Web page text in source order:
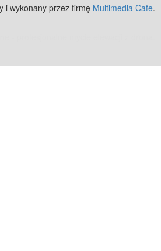
i wykonany przez firmę Multimedia Cafe.